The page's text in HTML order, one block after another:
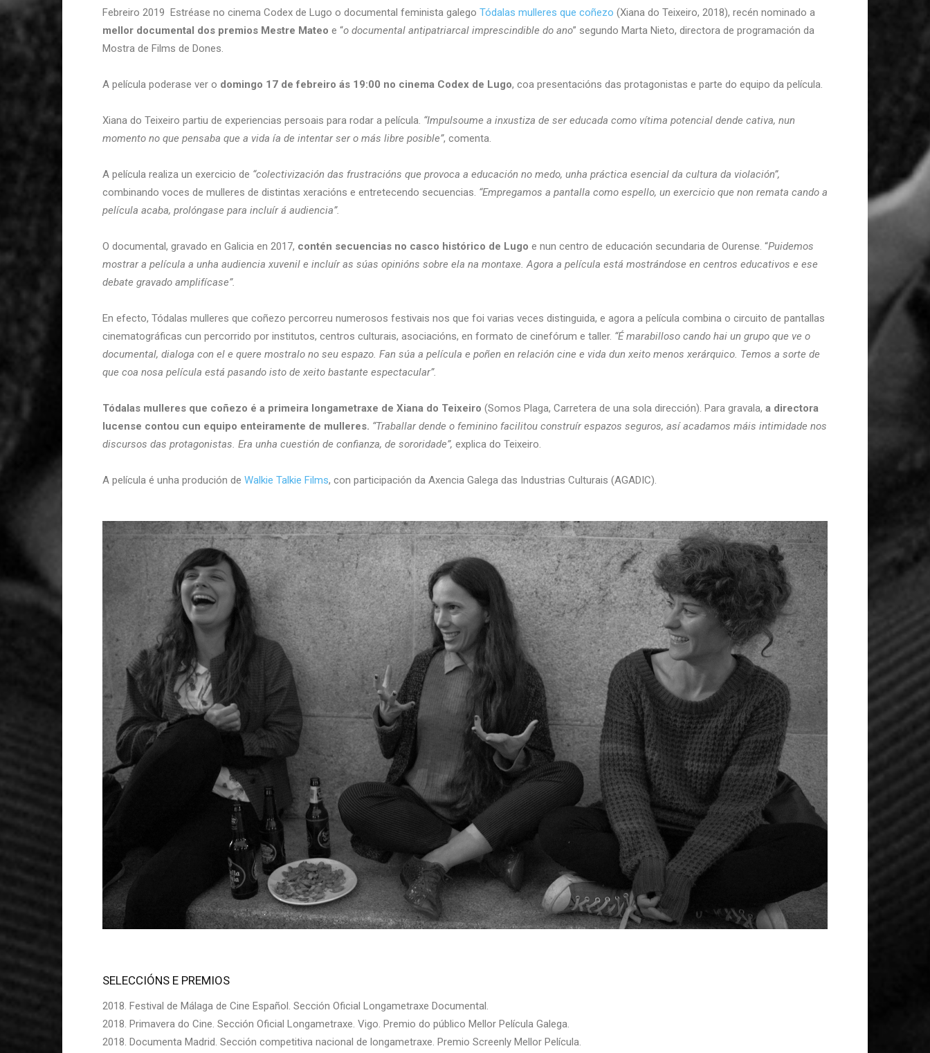
Febreiro 2019 Estréase no cinema Codex de Lugo o documental feminista galego Tódalas mulleres que coñezo (Xiana do Teixeiro, 2018), recén nominado a
mellor documental dos premios Mestre Mateo e “o documental antipatriarcal imprescindible do ano” segundo Marta Nieto, directora de programación da
Mostra de Films de Dones.
A película poderase ver o domingo 17 de febreiro ás 19:00 no cinema Codex de Lugo, coa presentacións das protagonistas e parte do equipo da película.
Xiana do Teixeiro partiu de experiencias persoais para rodar a película. “Impulsoume a inxustiza de ser educada como vítima potencial dende cativa, nun
momento no que pensaba que a vida ía de intentar ser o más libre posible”, comenta.
A película realiza un exercicio de “colectivización das frustracións que provoca a educación no medo, unha práctica esencial da cultura da violación”,
combinando voces de mulleres de distintas xeracións e entretecendo secuencias. “Empregamos a pantalla como espello, un exercicio que non remata cando a
película acaba, prolóngase para incluír á audiencia”.
O documental, gravado en Galicia en 2017, contén secuencias no casco histórico de Lugo e nun centro de educación secundaria de Ourense. “Puidemos
mostrar a película a unha audiencia xuvenil e incluír as súas opinións sobre ela na montaxe. Agora a película está mostrándose en centros educativos e ese
debate gravado amplifícase”.
En efecto, Tódalas mulleres que coñezo percorreu numerosos festivais nos que foi varias veces distinguida, e agora a película combina o circuito de pantallas
cinematográficas cun percorrido por institutos, centros culturais, asociacións, en formato de cinefórum e taller. “É marabilloso cando hai un grupo que ve o
documental, dialoga con el e quere mostralo no seu espazo. Fan súa a película e poñen en relación cine e vida dun xeito menos xerárquico. Temos a sorte de
que coa nosa película está pasando isto de xeito bastante espectacular”.
Tódalas mulleres que coñezo é a primeira longametraxe de Xiana do Teixeiro (Somos Plaga, Carretera de una sola dirección). Para gravala, a directora
lucense contou cun equipo enteiramente de mulleres. “Traballar dende o feminino facilitou construír espazos seguros, así acadamos máis intimidade nos
discursos das protagonistas. Era unha cuestión de confianza, de sororidade”, explica do Teixeiro.
A película é unha produción de Walkie Talkie Films, con participación da Axencia Galega das Industrias Culturais (AGADIC).
SELECCIÓNS E PREMIOS
2018. Festival de Málaga de Cine Español. Sección Oficial Longametraxe Documental.
2018. Primavera do Cine. Sección Oficial Longametraxe. Vigo. Premio do público Mellor Película Galega.
2018. Documenta Madrid. Sección competitiva nacional de longametraxe. Premio Screenly Mellor Película.